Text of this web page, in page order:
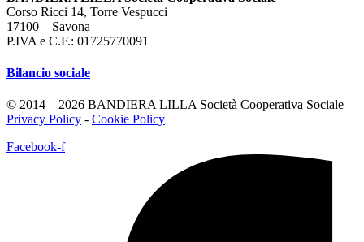
Corso Ricci 14, Torre Vespucci
17100 – Savona
P.IVA e C.F.: 01725770091
Bilancio sociale
© 2014 – 2026 BANDIERA LILLA Società Cooperativa Sociale
Privacy Policy - Cookie Policy
Facebook-f